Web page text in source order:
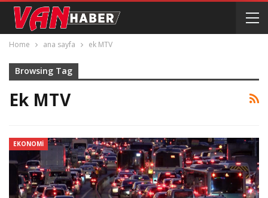
Home ana sayfa ek MTV
Browsing Tag
Ek MTV
EKONOMI